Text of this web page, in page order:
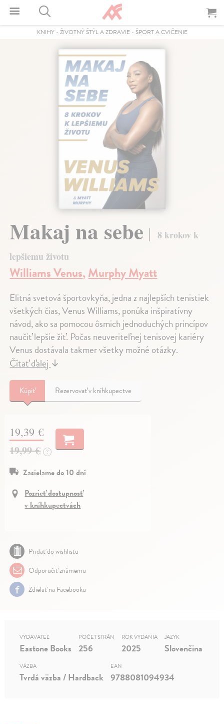
KNIHY- ŽIVOTNÝ ŠTÝL A ZDRAVIE- ŠPORT A CVIČENIE
Makaj na sebe
8 krokov k
lepšiemu životu
Williams Venus,Murphy Myatt
Elitná svetová športovkyňa, jedna z najlepších tenistiek
všetkých čias, Venus Williams, ponúka inšpiratívny
návod, ako sa pomocou ôsmich jednoduchých princípov
naučiť lepšie žiť. Počas neuveriteľnej tenisovej kariéry
Venus dostávala takmer všetky možné otázky.
Čítať ďalej ↓
Kúpiť Rezervovať v kníhkupectve
19,39 €
19,99 € ?
Zasielame do 10 dní
Pozrieť dostupnosť
v kníhkupectvách
Pridať do wishlistu
Odporučiť známemu
Zdielať na Facebooku
VYDAVATEĽ
Eastone Books
POČET STRÁN
256
ROK VYDANIA
2025
JAZYK
Slovenčina
VÄZBA
Tvrdá väzba / Hardback
EAN
9788081094934